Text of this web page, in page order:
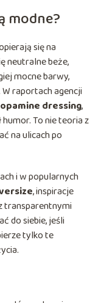
modne?
się na
neutralne beże,
mocne barwy,
raportach agencji
dressing,
To nie teoria z
na ulicach po
i w popularnych
, inspiracje
transparentnymi
do siebie, jeśli
tylko te